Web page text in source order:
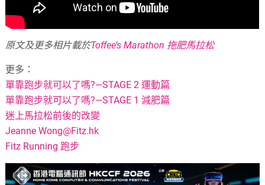
原文及更多相片載於Toffee’s Marathon 拖肥馬拉松
更多：
單靠跑步就可以了嗎?—STAGE 2 運動篇
單靠跑步就可以了嗎?—STAGE 1 減肥篇
迷上馬拉松前後的改變
JeanneWong@Fitz.hk
Fitz Running 跑步